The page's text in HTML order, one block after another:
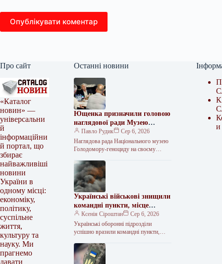
Опублікувати коментар
Про сайт
«Каталог
новин» —
універсальни
й
інформаційни
й портал, що
збирає
найважливіші
новини
України в
одному місці:
економіку,
політику,
суспільне
життя,
культуру та
науку. Ми
прагнемо
давати
Останні новини
Ющенка призначили головою
наглядової ради Музею
Голодомору
Павло Рудик
Сер 6, 2026
Наглядова рада Національного музею
Голодомору-геноциду на своєму
склад та визначила основні напрями
подальшої роботи. Як передає…
Українські військові знищили
командні пункти, місце
переправи та склад
противника.
Ксенія Сіроштан
Сер 6, 2026
Українські оборонні підрозділи
успішно вразили командні пункти,
військ. Як повідомляє Укрінформ, про
це Генеральний штаб…
и